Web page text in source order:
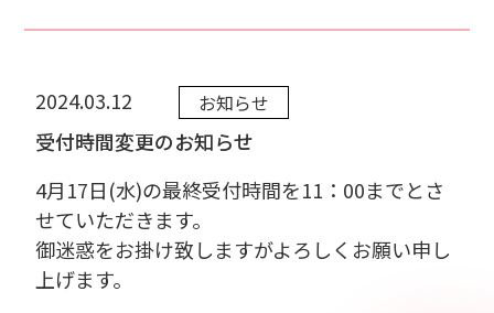
臨床研究
北海道旭川市豊岡13条4丁目5番17号
2024.03.12 お知らせ
受付時間変更のお知らせ
4月17日(水)の最終受付時間を11：00までとさ
せていただきます。
御迷惑をお掛け致しますがよろしくお願い申し
上げます。